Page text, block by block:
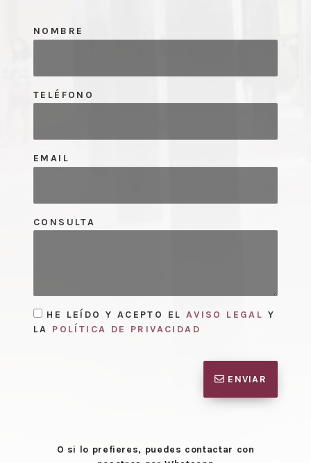
NOMBRE
TELÉFONO
EMAIL
CONSULTA
HE LEÍDO Y ACEPTO EL AVISO LEGAL Y
LA POLÍTICA DE PRIVACIDAD
ENVIAR
O si lo prefieres, puedes contactar con